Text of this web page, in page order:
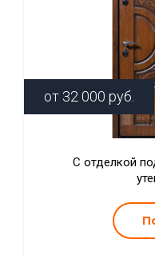
от 32 000 руб.
С отделкой